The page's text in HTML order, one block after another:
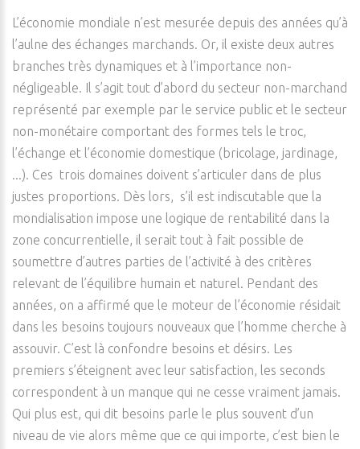
L’économie mondiale n’est mesurée depuis des années qu’à
l’aulne des échanges marchands. Or, il existe deux autres
branches très dynamiques et à l’importance non-
négligeable. Il s’agit tout d’abord du secteur non-marchand
représenté par exemple par le service public et le secteur
non-monétaire comportant des formes tels le troc,
l’échange et l’économie domestique (bricolage, jardinage,
...). Ces trois domaines doivent s’articuler dans de plus
justes proportions. Dès lors, s’il est indiscutable que la
mondialisation impose une logique de rentabilité dans la
zone concurrentielle, il serait tout à fait possible de
soumettre d’autres parties de l’activité à des critères
relevant de l’équilibre humain et naturel. Pendant des
années, on a affirmé que le moteur de l’économie résidait
dans les besoins toujours nouveaux que l’homme cherche à
assouvir. C’est là confondre besoins et désirs. Les
premiers s’éteignent avec leur satisfaction, les seconds
correspondent à un manque qui ne cesse vraiment jamais.
Qui plus est, qui dit besoins parle le plus souvent d’un
niveau de vie alors même que ce qui importe, c’est bien le